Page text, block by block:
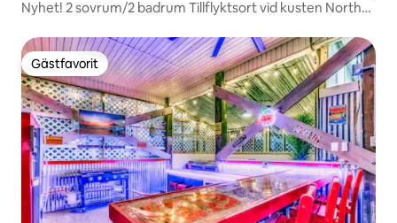
Nyhet! 2 sovrum/2 badrum Tillflyktsort vid kusten North
Gästfavorit
Gästfavorit